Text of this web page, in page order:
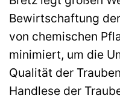
Bewirtschaftung
von chemischen
minimiert, um die
Qualität der
Handlese der